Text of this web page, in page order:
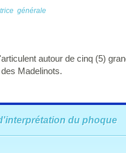
générale
autour de cinq (5)
Madelinots.
du phoque